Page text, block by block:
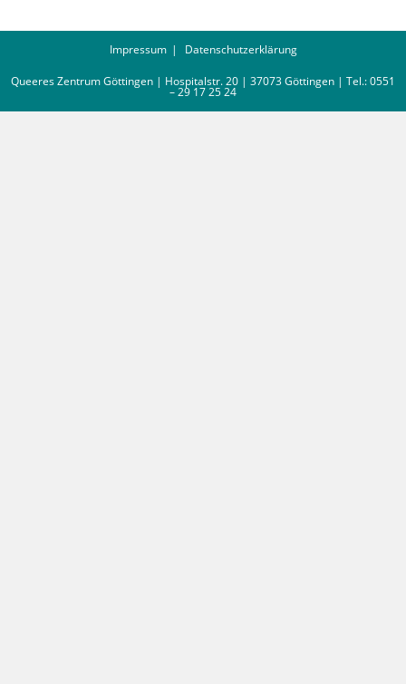
Impressum Datenschutzerklärung
Queeres Zentrum Göttingen | Hospitalstr. 20 | 37073 Göttingen | Tel.: 0551
– 29 17 25 24